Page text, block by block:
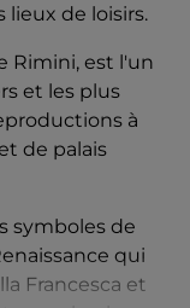
de loisirs.
Rimini, est l'un
et les plus
à
de palais
symboles de
qui
Francesca et